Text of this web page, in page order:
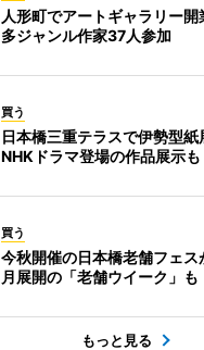
人形町でアートギャラリー
多ジャンル作家37人参加
買う
日本橋三重テラスで伊勢型
NHKドラマ登場の作品展示も
買う
今秋開催の日本橋老舗フェ
月展開の「老舗ウイーク」も
もっと見る